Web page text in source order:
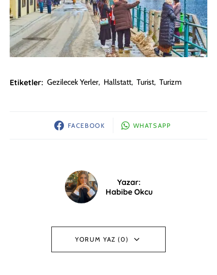
Etiketler: Gezilecek Yerler, Hallstatt, Turist, Turizm
FACEBOOK WHATSAPP
Yazar:
Habibe Okcu
YORUM YAZ (0)